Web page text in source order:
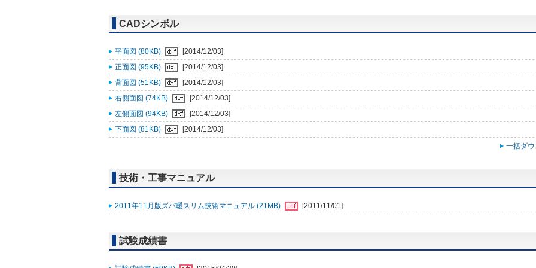
CADシンボル
平面図 (80KB)
[2014/12/03]
正面図 (95KB)
[2014/12/03]
背面図 (51KB)
[2014/12/03]
右側面図 (74KB)
[2014/12/03]
左側面図 (94KB)
[2014/12/03]
下面図 (81KB)
[2014/12/03]
一括ダ
技術・工事マニュアル
2011年11月版ズバ暖スリム技術マニュアル (21MB) [2011/11/01]
試験成績書